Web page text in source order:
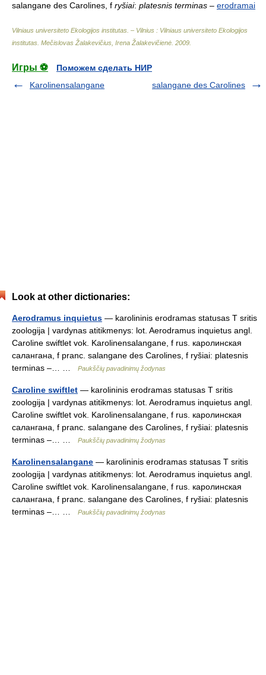
salangane des Carolines, f ryšiai: platesnis terminas – erodramai
Vilniaus universiteto Ekologijos institutas. – Vilnius : Vilniaus universiteto Ekologijos
institutas Mečislovas Žalakevičius, Irena Žalakevičienė 2009
Игры ⚽
Поможем сделать НИР
Karolinensalangane
salangane des Carolines
Look at other dictionaries:
Aerodramus inquietus — karolininis erodramas statusas T sritis
zoologija | vardynas atitikmenys: lot. Aerodramus inquietus angl.
Caroline swiftlet vok. Karolinensalangane, f rus. каролинская
салангана, f pranc. salangane des Carolines, f ryšiai: platesnis
terminas –… …
Paukščių pavadinimų žodynas
Caroline swiftlet — karolininis erodramas statusas T sritis
zoologija | vardynas atitikmenys: lot. Aerodramus inquietus angl.
Caroline swiftlet vok. Karolinensalangane, f rus. каролинская
салангана, f pranc. salangane des Carolines, f ryšiai: platesnis
terminas –… …
Paukščių pavadinimų žodynas
Karolinensalangane — karolininis erodramas statusas T sritis
zoologija | vardynas atitikmenys: lot. Aerodramus inquietus angl.
Caroline swiftlet vok. Karolinensalangane, f rus. каролинская
салангана, f pranc. salangane des Carolines, f ryšiai: platesnis
terminas –… …
Paukščių pavadinimų žodynas